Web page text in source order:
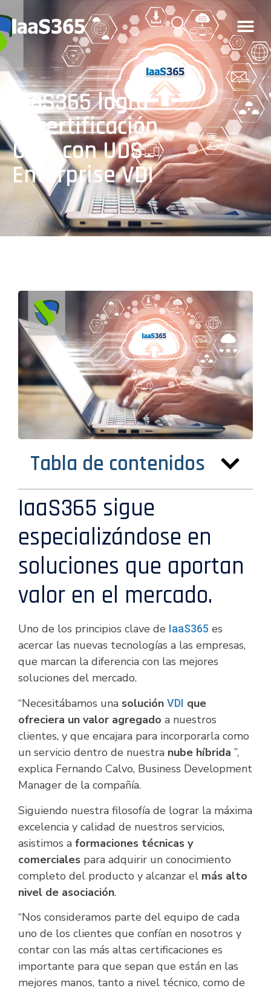
IaaS365 logra
la certificación
Gold con UDS
Enterprise VDI
Tabla de contenidos
IaaS365 sigue
especializándose en
soluciones que aportan
valor en el mercado.
Uno de los principios clave de IaaS365 es
acercar las nuevas tecnologías a las empresas,
que marcan la diferencia con las mejores
soluciones del mercado.
“Necesitábamos una solución VDI que
ofreciera un valor agregado a nuestros
clientes, y que encajara para incorporarla como
un servicio dentro de nuestra nube híbrida ”,
explica Fernando Calvo, Business Development
Manager de la compañía.
Siguiendo nuestra filosofía de lograr la máxima
excelencia y calidad de nuestros servicios,
asistimos a formaciones técnicas y
comerciales para adquirir un conocimiento
completo del producto y alcanzar el más alto
nivel de asociación.
“Nos consideramos parte del equipo de cada
uno de los clientes que confían en nosotros y
contar con las más altas certificaciones es
importante para que sepan que están en las
mejores manos, tanto a nivel técnico, como de